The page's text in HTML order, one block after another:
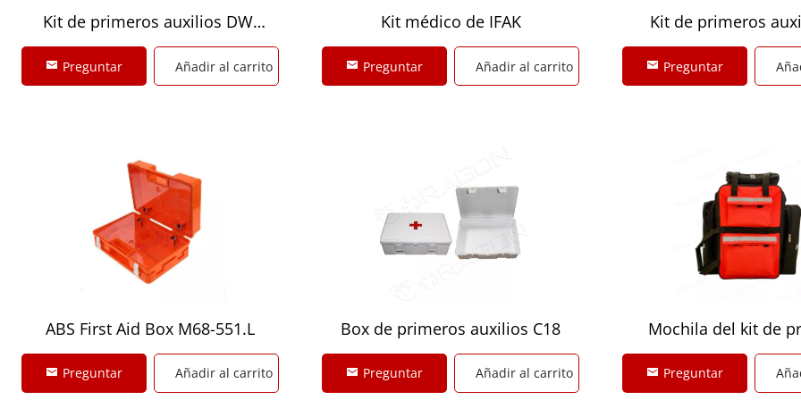
Kit de primeros auxilios DW-
FAK2514
Preguntar Añadir al carrito
Kit médico de IFAK
Preguntar Añadir al carrito
Kit de primeros
EVA
Preguntar
ABS First Aid Box M68-551.L
Preguntar Añadir al carrito
Box de primeros auxilios C18
Preguntar Añadir al carrito
Mochila del kit de
auxilios
Preguntar